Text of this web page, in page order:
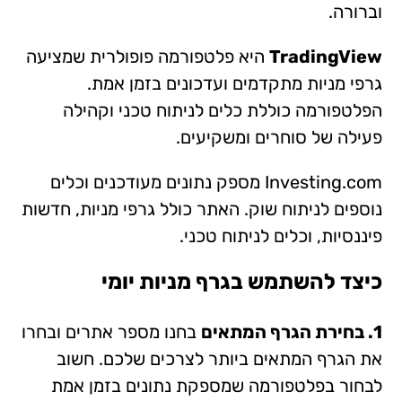
וברורה.
TradingView היא פלטפורמה פופולרית שמציעה
גרפי מניות מתקדמים ועדכונים בזמן אמת.
הפלטפורמה כוללת כלים לניתוח טכני וקהילה
פעילה של סוחרים ומשקיעים.
Investing.com מספק נתונים מעודכנים וכלים
נוספים לניתוח שוק. האתר כולל גרפי מניות, חדשות
פיננסיות, וכלים לניתוח טכני.
כיצד להשתמש בגרף מניות יומי
1. בחירת הגרף המתאים
בחנו מספר אתרים ובחרו
את הגרף המתאים ביותר לצרכים שלכם. חשוב
לבחור בפלטפורמה שמספקת נתונים בזמן אמת